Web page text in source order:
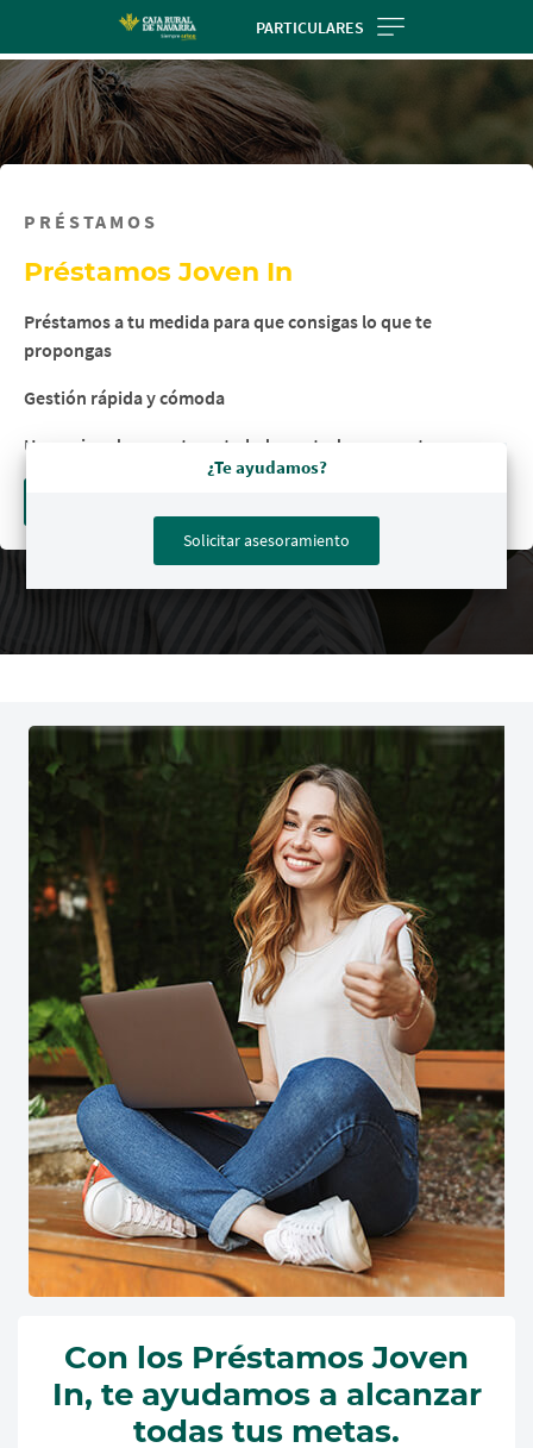
main
contentt
PARTICULARES
PRÉSTAMOS
Préstamos Joven In
Préstamos a tu medida para que consigas lo que te
propongas
Gestión rápida y cómoda
Un equipo de expertos a tu lado, en todo momento
¿Te ayudamos?
Solicitar asesoramiento
Con los Préstamos Joven
In, te ayudamos a alcanzar
todas tus metas.